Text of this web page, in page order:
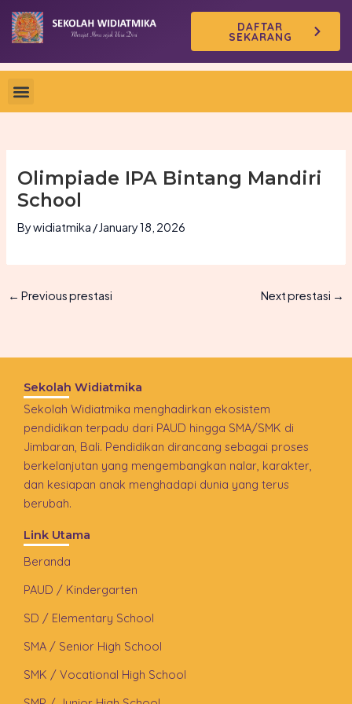
Skip
content
DAFTAR
SEKARANG
Olimpiade IPA Bintang Mandiri
School
Bywidiatmika /January 18, 2026
← Previous prestasi Next prestasi →
Sekolah Widiatmika
Sekolah Widiatmika menghadirkan ekosistem
pendidikan terpadu dari PAUD hingga SMA/SMK di
Jimbaran, Bali. Pendidikan dirancang sebagai proses
berkelanjutan yang mengembangkan nalar, karakter,
dan kesiapan anak menghadapi dunia yang terus
berubah.
Link Utama
Beranda
PAUD / Kindergarten
SD / Elementary School
SMA / Senior High School
SMK / Vocational High School